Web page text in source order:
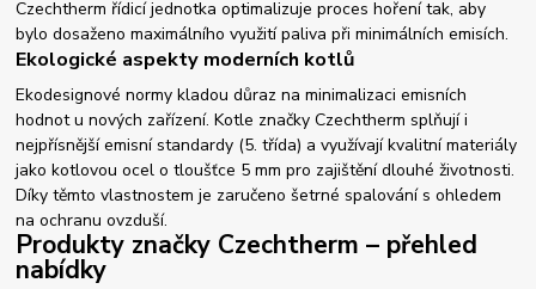
Czechtherm řídicí jednotka optimalizuje proces hoření tak, aby
bylo dosaženo maximálního využití paliva při minimálních emisích.
Ekologické aspekty moderních kotlů
Ekodesignové normy kladou důraz na minimalizaci emisních
hodnot u nových zařízení. Kotle značky Czechtherm splňují i
nejpřísnější emisní standardy (5. třída) a využívají kvalitní materiály
jako kotlovou ocel o tloušťce 5 mm pro zajištění dlouhé životnosti.
Díky těmto vlastnostem je zaručeno šetrné spalování s ohledem
na ochranu ovzduší.
Produkty značky Czechtherm – přehled
nabídky